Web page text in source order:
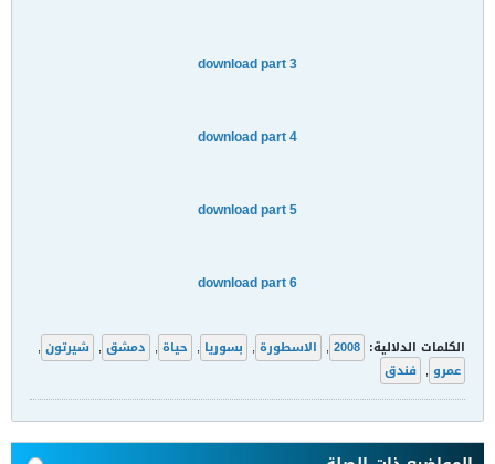
download part 3
download part 4
download part 5
download part 6
الكلمات الدلالية: 2008
, الاسطورة , بسوريا , حياة , دمشق , شيرتون ,
عمرو , فندق